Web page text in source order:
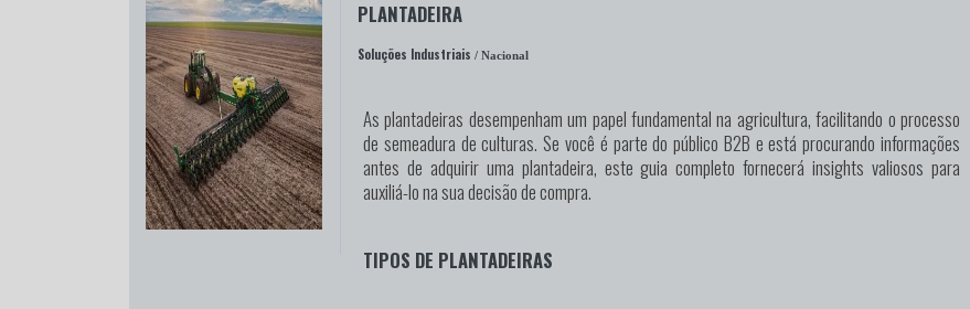
PLANTADEIRA
Soluções Industriais / Nacional
As plantadeiras desempenham um papel fundamental na agricultura, facilitando o processo
de semeadura de culturas. Se você é parte do público B2B e está procurando informações
antes de adquirir uma plantadeira, este guia completo fornecerá insights valiosos para
auxiliá-lo na sua decisão de compra.
TIPOS DE PLANTADEIRAS